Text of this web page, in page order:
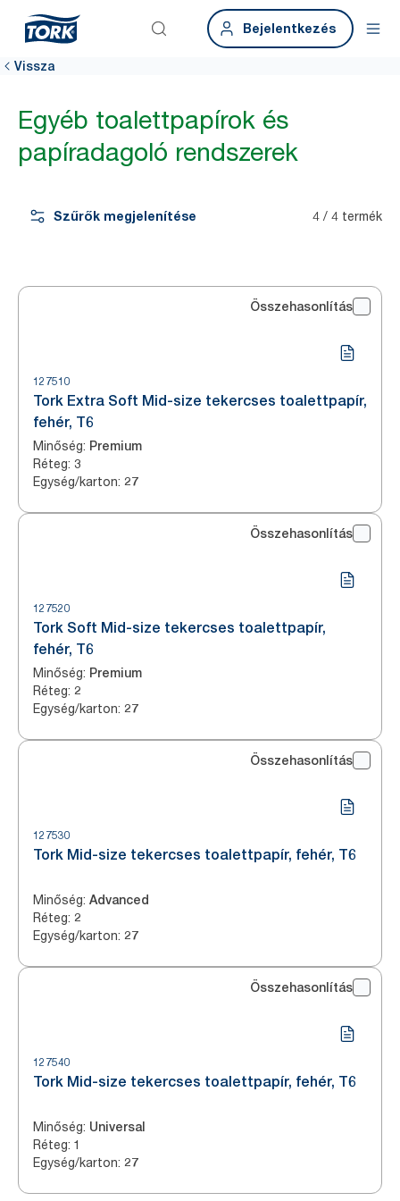
Bejelentkezés
Vissza
Egyéb toalettpapírok és
papíradagoló rendszerek
Szűrők megjelenítése 4 / 4 termék
Összehasonlítás
127510
Tork Extra Soft Mid-size tekercses toalettpapír,
fehér, T6
Minőség: Premium
Réteg: 3
Egység/karton: 27
Összehasonlítás
127520
Tork Soft Mid-size tekercses toalettpapír,
fehér, T6
Minőség: Premium
Réteg: 2
Egység/karton: 27
Összehasonlítás
127530
Tork Mid-size tekercses toalettpapír, fehér, T6
Minőség: Advanced
Réteg: 2
Egység/karton: 27
Összehasonlítás
127540
Tork Mid-size tekercses toalettpapír, fehér, T6
Minőség: Universal
Réteg: 1
Egység/karton: 27